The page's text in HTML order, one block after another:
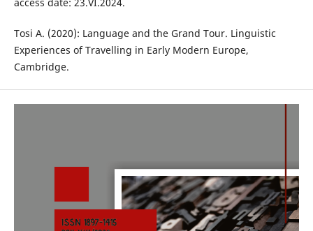
Tosi A. (2020): Language and the Grand Tour. Linguistic
Experiences of Travelling in Early Modern Europe,
Cambridge.